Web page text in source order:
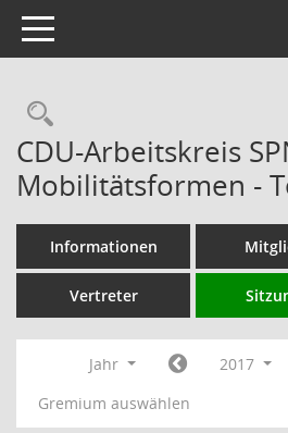
Toggle navigation
Rechercheauswahl
CDU-Arbeitskreis
Mobilitätsformen -
Informationen
Vertreter
Jahr
2017
Gremium auswählen